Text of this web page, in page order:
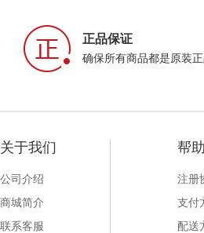
正品保证
确保所有商品都是原装
关于我们
公司介绍
商城简介
联系客服
帮
注册
支付
配送